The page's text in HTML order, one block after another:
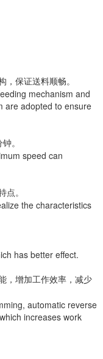
保证送料顺畅。
mechanism and
are adopted to ensure
。
speed can
。
the characteristics
has better effect.
，增加工作效率，减少
automatic reverse
increases work